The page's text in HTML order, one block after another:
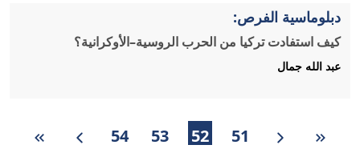
دبلوماسية الفرص:
كيف استفادت تركيا من الحرب الروسية–الأوكرانية؟
عبد الله جمال
51
52
53
54